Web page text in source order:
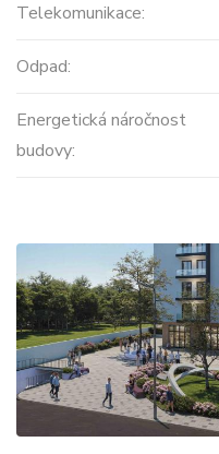
Telekomunikace:
Odpad:
Energetická náročnost
budovy: